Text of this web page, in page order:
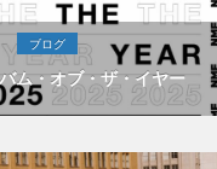
ブログ
ム・オブ・ザ・イヤー